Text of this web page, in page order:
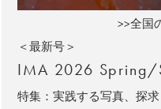
>>全国
＜最新号＞
IMA 2026 Spring/
特集：実践する写真、探